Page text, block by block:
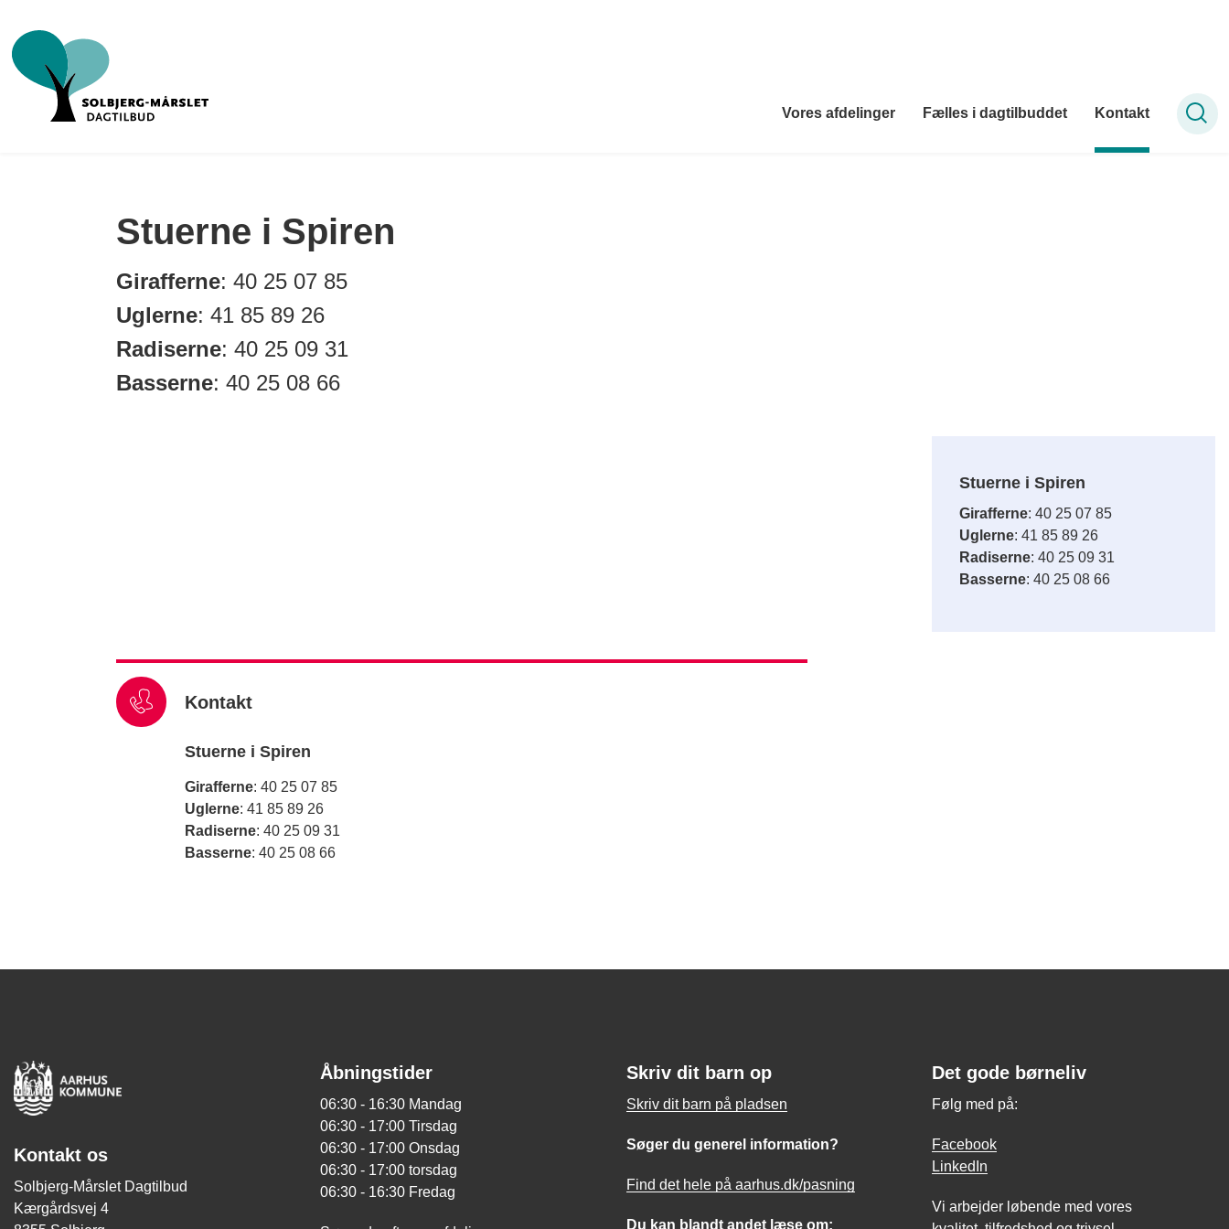
Vores afdelinger Fælles i dagtilbuddet Kontakt
Stuerne i Spiren
Girafferne: 40 25 07 85
Uglerne: 41 85 89 26
Radiserne: 40 25 09 31
Basserne: 40 25 08 66
Stuerne i Spiren
Girafferne: 40 25 07 85
Uglerne: 41 85 89 26
Radiserne: 40 25 09 31
Basserne: 40 25 08 66
Kontakt
Stuerne i Spiren
Girafferne: 40 25 07 85
Uglerne: 41 85 89 26
Radiserne: 40 25 09 31
Basserne: 40 25 08 66
Kontakt os
Solbjerg-Mårslet Dagtilbud
Kærgårdsvej 4
Åbningstider
06:30 - 16:30 Mandag
06:30 - 17:00 Tirsdag
06:30 - 17:00 Onsdag
06:30 - 17:00 torsdag
06:30 - 16:30 Fredag
Skriv dit barn op
Skriv dit barn på pladsen
Søger du generel information?
Find det hele på aarhus.dk/pasning
Du kan blandt andet læse om:
Det gode børneliv
Følg med på:
Facebook
LinkedIn
Vi arbejder løbende med vores